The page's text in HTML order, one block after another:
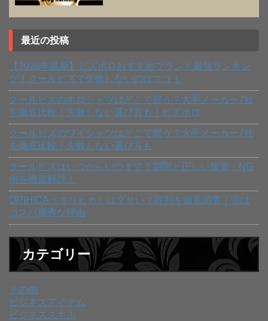
最近の投稿
【2026年最新】ビズポロおすすめブランド最強ランキン
グ！クールビズで失敗しないのはココ！
クールビズのポロシャツはどこで買う？大手メーカー7社
を徹底比較！失敗しない選び方も｜ビズポロ
クールビズのワイシャツはどこで買う？大手メーカー7社
を徹底比較！失敗しない選び方も
クールビズはいつからいつまで？期間と正しい服装・NG
例を徹底解説！
ORIHICA（オリヒカ）はダサい？評判を徹底調査｜実は
コスパ優秀な理由
カテゴリー
その他
ビジネスアイテム
ビジネススキル